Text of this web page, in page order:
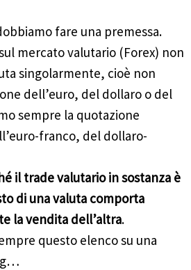
fare una premessa.
mercato valutario (Forex) non
singolarmente, cioè non
dell’euro, del dollaro o del
sempre la quotazione
franco, del dollaro-
il trade valutario in sostanza è
di una valuta comporta
la vendita dell’altra.
questo elenco su una